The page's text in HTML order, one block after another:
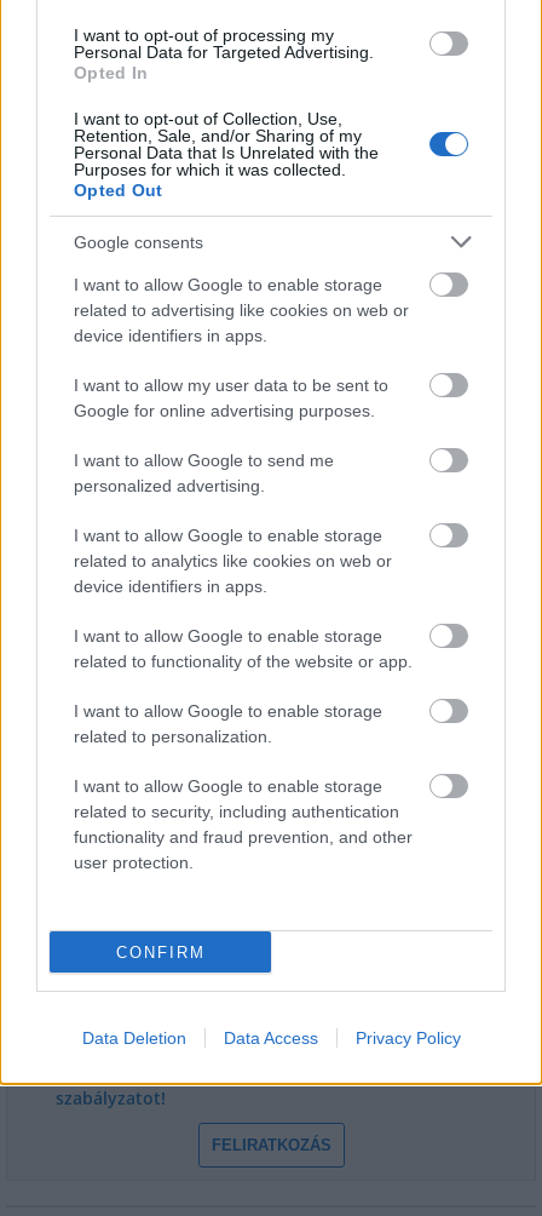
I want to opt-out of processing my
Personal Data for Targeted Advertising.
Opted In
I want to opt-out of Collection, Use,
Retention, Sale, and/or Sharing of my
Personal Data that Is Unrelated with the
Purposes for which it was collected.
Opted Out
Google consents
I want to allow Google to enable storage
related to advertising like cookies on web or
device identifiers in apps.
I want to allow my user data to be sent to
Google for online advertising purposes.
I want to allow Google to send me
personalized advertising.
I want to allow Google to enable storage
related to analytics like cookies on web or
device identifiers in apps.
I want to allow Google to enable storage
related to functionality of the website or app.
I want to allow Google to enable storage
related to personalization.
I want to allow Google to enable storage
related to security, including authentication
functionality and fraud prevention, and other
user protection.
CONFIRM
Data Deletion Data Access Privacy Policy
Belváros-Lipótváros
játszótér
Város-Teampannon Kereskedelmi és Szolgáltató Kft.
parkfelújítás
Indulhat a Honvéd tér megújításának tervezése, ahol a
klímatudatos gondolkodás és a helyi identitás erősítése kerül a
középpontba.
Történelmi táj, amelynek minden köve
mesél – megújul a tatai Angolkert
M1 bővítés: már zajlik a teljesen új
Bicske Kelet csomópont építése
Új gyalogosátkelők és jelzőlámpás
csomópont épül Angyalföldön
Másfélszeresére bővítik
Hódmezővásárhely jó hírű református
HÍRLEVÉL
E-mail cím
szabályzatot!
FELIRATKOZÁS